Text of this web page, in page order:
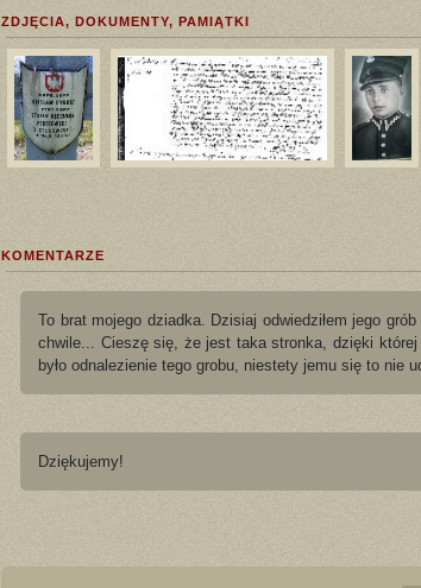
ZDJĘCIA, DOKUMENTY, PAMIĄTKI
KOMENTARZE
To brat mojego dziadka. Dzisiaj odwiedziłem jego
chwile... Cieszę się, że jest taka stronka, dzięki
było odnalezienie tego grobu, niestety jemu się to nie
Dziękujemy!